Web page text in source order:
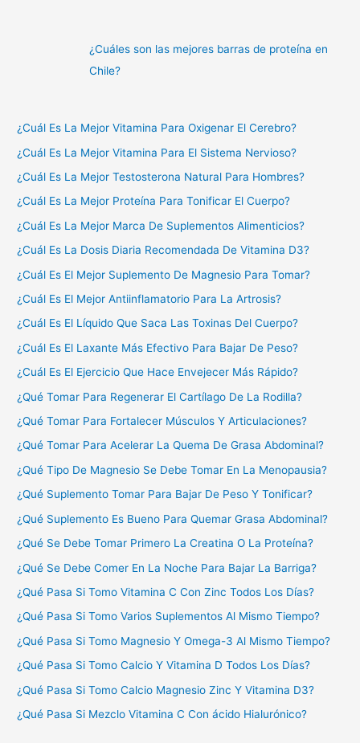
¿Cuáles son las mejores barras de proteína en
Chile?
¿Cuál Es La Mejor Vitamina Para Oxigenar El Cerebro?
¿Cuál Es La Mejor Vitamina Para El Sistema Nervioso?
¿Cuál Es La Mejor Testosterona Natural Para Hombres?
¿Cuál Es La Mejor Proteína Para Tonificar El Cuerpo?
¿Cuál Es La Mejor Marca De Suplementos Alimenticios?
¿Cuál Es La Dosis Diaria Recomendada De Vitamina D3?
¿Cuál Es El Mejor Suplemento De Magnesio Para Tomar?
¿Cuál Es El Mejor Antiinflamatorio Para La Artrosis?
¿Cuál Es El Líquido Que Saca Las Toxinas Del Cuerpo?
¿Cuál Es El Laxante Más Efectivo Para Bajar De Peso?
¿Cuál Es El Ejercicio Que Hace Envejecer Más Rápido?
¿Qué Tomar Para Regenerar El Cartílago De La Rodilla?
¿Qué Tomar Para Fortalecer Músculos Y Articulaciones?
¿Qué Tomar Para Acelerar La Quema De Grasa Abdominal?
¿Qué Tipo De Magnesio Se Debe Tomar En La Menopausia?
¿Qué Suplemento Tomar Para Bajar De Peso Y Tonificar?
¿Qué Suplemento Es Bueno Para Quemar Grasa Abdominal?
¿Qué Se Debe Tomar Primero La Creatina O La Proteína?
¿Qué Se Debe Comer En La Noche Para Bajar La Barriga?
¿Qué Pasa Si Tomo Vitamina C Con Zinc Todos Los Días?
¿Qué Pasa Si Tomo Varios Suplementos Al Mismo Tiempo?
¿Qué Pasa Si Tomo Magnesio Y Omega-3 Al Mismo Tiempo?
¿Qué Pasa Si Tomo Calcio Y Vitamina D Todos Los Días?
¿Qué Pasa Si Tomo Calcio Magnesio Zinc Y Vitamina D3?
¿Qué Pasa Si Mezclo Vitamina C Con ácido Hialurónico?